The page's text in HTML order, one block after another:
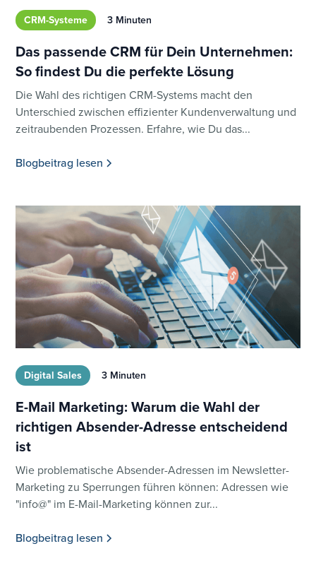
CRM-Systeme 3 Minuten
Das passende CRM für Dein Unternehmen:
So findest Du die perfekte Lösung
Die Wahl des richtigen CRM-Systems macht den
Unterschied zwischen effizienter Kundenverwaltung und
zeitraubenden Prozessen. Erfahre, wie Du das...
Blogbeitrag lesen
Digital Sales 3 Minuten
E-Mail Marketing: Warum die Wahl der
richtigen Absender-Adresse entscheidend
ist
Wie problematische Absender-Adressen im Newsletter-
Marketing zu Sperrungen führen können: Adressen wie
"info@" im E-Mail-Marketing können zur...
Blogbeitrag lesen